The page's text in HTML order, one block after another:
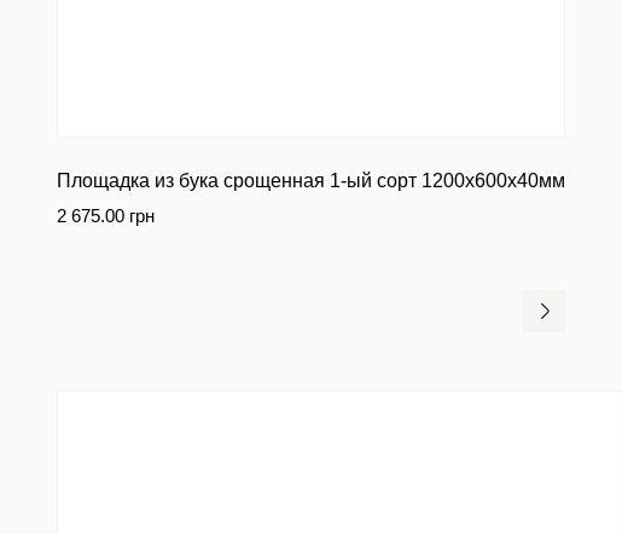
Площадка из бука срощенная 1-ый сорт 1200х600х40мм
2 675.00 грн